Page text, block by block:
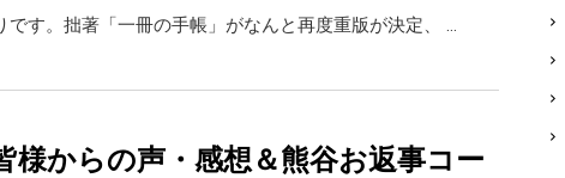
す。拙著「一冊の手帳」がなんと再度重版が決定、 …
様からの声・感想＆熊谷お返事コー